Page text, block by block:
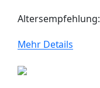
Altersempfehlung:
Mehr Details